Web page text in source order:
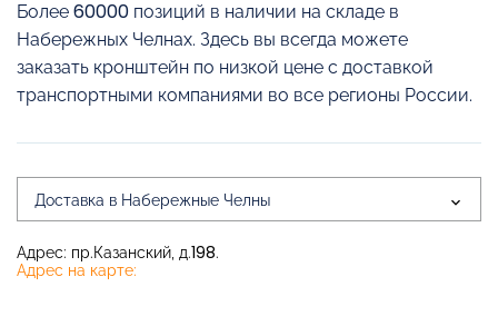
Более 60000 позиций в наличии на складе в
Набережных Челнах. Здесь вы всегда можете
заказать кронштейн по низкой цене с доставкой
транспортными компаниями во все регионы России.
Доставка в Набережные Челны
Адрес: пр.Казанский, д.198.
Адрес на карте: